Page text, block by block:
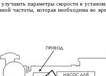
параметры скорости в
частоты, которая необходима во